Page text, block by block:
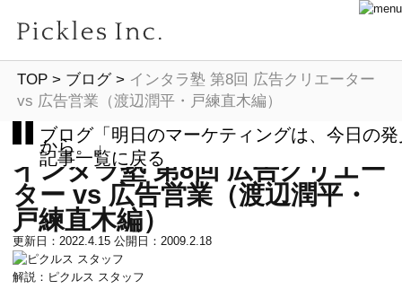
TOP > ブログ> インタラ塾 第8回 広告クリエーター
vs 広告営業（渡辺潤平・戸練直木編）
ブログ「明日のマーケティングは、今日の発
から。」
記事一覧に戻る
インタラ塾 第8回 広告クリエー
ター vs 広告営業（渡辺潤平・
戸練直木編）
更新日：2022.4.15 公開日：2009.2.18
解説：ピクルス スタッフ